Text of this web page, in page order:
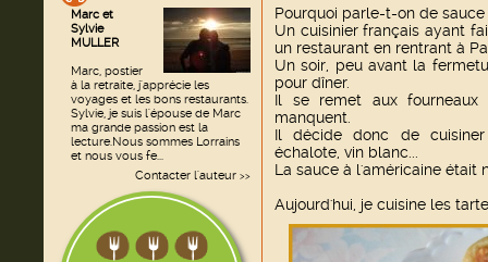
Marc et
Sylvie
MULLER
Marc, postier
à la retraite, j'apprécie les
voyages et les bons restaurants.
Sylvie, je suis l'épouse de Marc
ma grande passion est la
lecture.Nous sommes Lorrains
et nous vous fe...
Contacter l'auteur >>
Pourquoi parle-t-on de sauce
Un cuisinier français ayant
un restaurant en rentrant à
Un soir, peu avant la
pour dîner.
Il se remet aux
manquent.
Il décide donc de
échalote, vin blanc...
La sauce à l'américaine était
Aujourd'hui, je cuisine les